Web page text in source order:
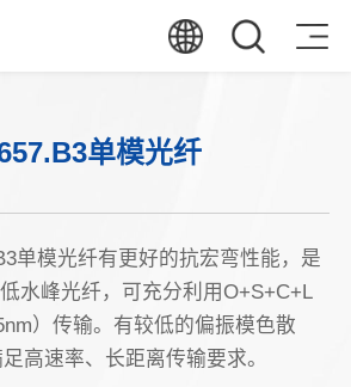
单模光纤
单模光纤有更好的抗宏弯性能，是
水峰光纤，可充分利用O+S+C+L
）传输。有较低的偏振模色散
高速率、长距离传输要求。